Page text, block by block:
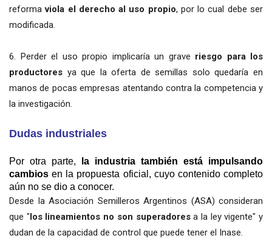
reformaviola el derecho al uso propio, por lo cual debe ser
modificada.
6. Perder el uso propio implicaría un grave riesgo para los
productores ya que la oferta de semillas solo quedaría en
manos de pocas empresas atentando contra la competencia y
la investigación.
Dudas industriales
Por otra parte, la industria también está impulsando
cambios en la propuesta oficial, cuyo contenido completo
aún no se dio a conocer.
Desde la Asociación Semilleros Argentinos (ASA) consideran
que "los lineamientos no son superadoresa la ley vigente" y
dudan de la capacidad de control que puede tener el Inase.